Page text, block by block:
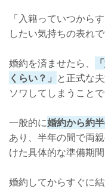
「入籍っていつから
したい気持ちの表れで
婚約を済ませたら、
くらい？」 と正式な
ソワしてしまうことで
一般的に婚約から約
あり、半年の間で両
けた具体的な準備期
婚約してからすぐに